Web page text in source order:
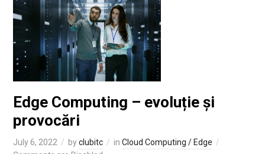
Edge Computing – evoluție și
provocări
July 6, 2022 byclubitc in Cloud Computing / Edge